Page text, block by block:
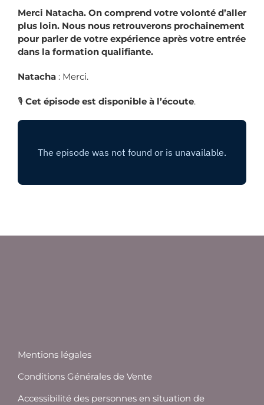
Merci Natacha. On comprend votre volonté d’aller
plus loin. Nous nous retrouverons prochainement
pour parler de votre expérience après votre entrée
dans la formation qualifiante.
Natacha : Merci.
🎙️ Cet épisode est disponible à l’écoute.
Mentions légales
Conditions Générales de Vente
Accessibilité des personnes en situation de